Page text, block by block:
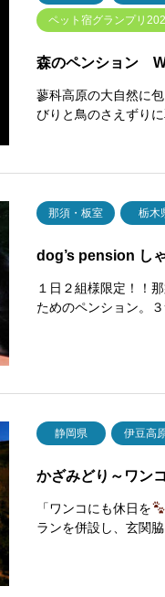
ペット宿グランプリ
森のペンション
蓼科高原の大自然に
びりと鳥のさえずり
那須・板室 栃木
dog’s pension し
１日２組様限定！！
ためのペンション。
静岡県 伊豆高
かざみどり～ワン
「ワンコにも休日を
ランを併設し、玄関